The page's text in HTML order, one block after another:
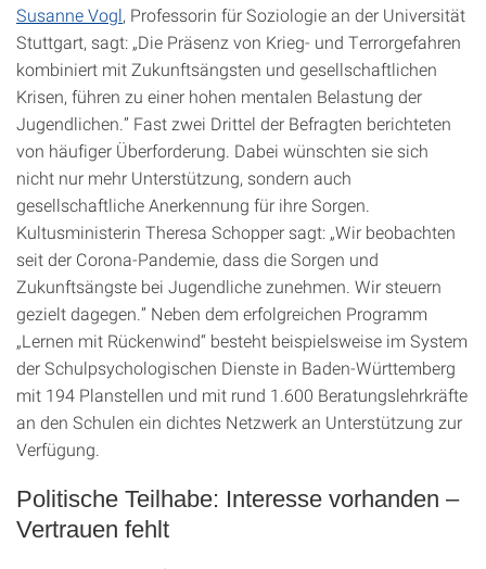
Susanne Vogl, Professorin für Soziologie an der Universität
Stuttgart, sagt: „Die Präsenz von Krieg- und Terrorgefahren
kombiniert mit Zukunftsängsten und gesellschaftlichen
Krisen, führen zu einer hohen mentalen Belastung der
Jugendlichen.” Fast zwei Drittel der Befragten berichteten
von häufiger Überforderung. Dabei wünschten sie sich
nicht nur mehr Unterstützung, sondern auch
gesellschaftliche Anerkennung für ihre Sorgen.
Kultusministerin Theresa Schopper sagt: „Wir beobachten
seit der Corona-Pandemie, dass die Sorgen und
Zukunftsängste bei Jugendliche zunehmen. Wir steuern
gezielt dagegen.” Neben dem erfolgreichen Programm
„Lernen mit Rückenwind“ besteht beispielsweise im System
der Schulpsychologischen Dienste in Baden-Württemberg
mit 194 Planstellen und mit rund 1.600 Beratungslehrkräfte
an den Schulen ein dichtes Netzwerk an Unterstützung zur
Verfügung.
Politische Teilhabe: Interesse vorhanden –
Vertrauen fehlt